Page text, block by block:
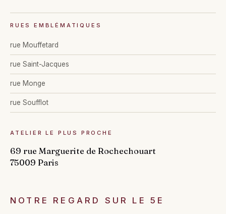
RUES EMBLÉMATIQUES
rue Mouffetard
rue Saint-Jacques
rue Monge
rue Soufflot
ATELIER LE PLUS PROCHE
69 rue Marguerite de Rochechouart
75009 Paris
NOTRE REGARD SUR LE 5E